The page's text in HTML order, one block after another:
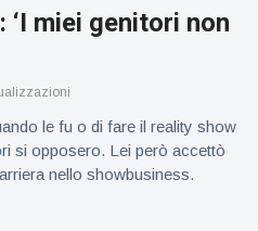
miei genitori non
le fu o di fare il reality show
si opposero. Lei però accettò
nello showbusiness.